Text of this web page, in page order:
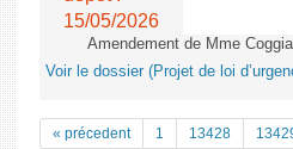
15/05/2026
Amendement de Mme
Voir le dossier (Projet de loi
« précedent 1 13428